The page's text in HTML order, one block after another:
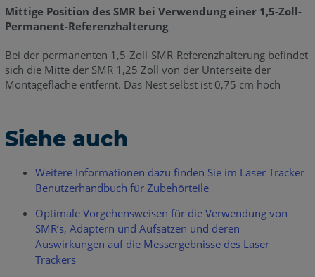
Mittige Position des SMR bei Verwendung einer 1,5-Zoll-
Permanent-Referenzhalterung
Bei der permanenten 1,5-Zoll-SMR-Referenzhalterung befindet
sich die Mitte der SMR 1,25 Zoll von der Unterseite der
Montagefläche entfernt. Das Nest selbst ist 0,75 cm hoch
Siehe auch
Weitere Informationen dazu finden Sie im Laser Tracker
Benutzerhandbuch für Zubehörteile
Optimale Vorgehensweisen für die Verwendung von
SMR‘s, Adaptern und Aufsätzen und deren
Auswirkungen auf die Messergebnisse des Laser
Trackers